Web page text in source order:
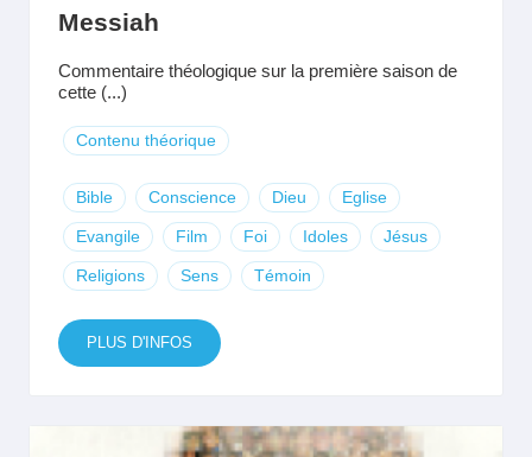
Messiah
Commentaire théologique sur la première saison de
cette (...)
Contenu théorique
Bible Conscience Dieu Eglise
Evangile Film Foi Idoles Jésus
Religions Sens Témoin
PLUS D'INFOS